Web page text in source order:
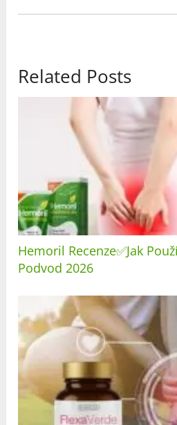
Related Posts
Hemoril Recenze✅Jak
Podvod 2026